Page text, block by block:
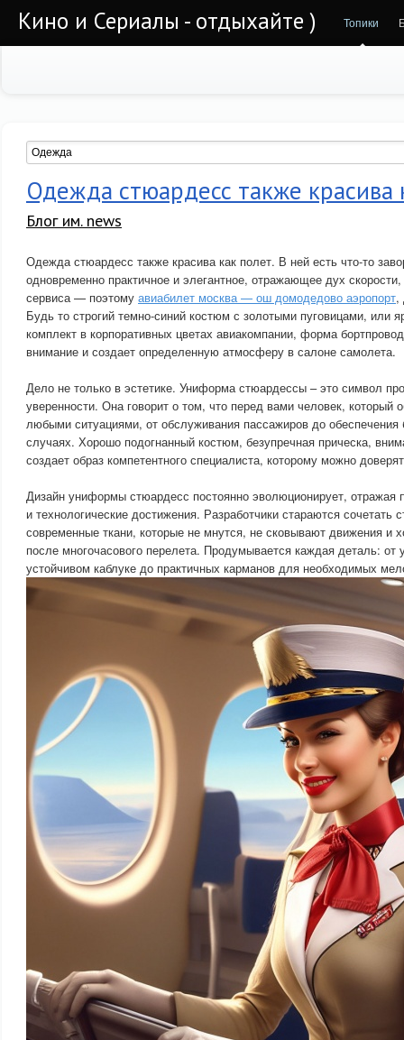
Кино и Сериалы - отдыхайте ) Топики
Одежда стюардесс также красива
Блог им. news
Одежда стюардесс также красива как полет. В ней есть что-то
одновременно практичное и элегантное, отражающее дух
сервиса — поэтому авиабилет москва — ош домодедово аэропорт,
Будь то строгий темно-синий костюм с золотыми пуговицами, или
комплект в корпоративных цветах авиакомпании, форма
внимание и создает определенную атмосферу в салоне самолета.
Дело не только в эстетике. Униформа стюардессы – это символ
уверенности. Она говорит о том, что перед вами человек, который
любыми ситуациями, от обслуживания пассажиров до обеспечения
случаях. Хорошо подогнанный костюм, безупречная прическа,
создает образ компетентного специалиста, которому можно
Дизайн униформы стюардесс постоянно эволюционирует, отражая
и технологические достижения. Разработчики стараются сочетать
современные ткани, которые не мнутся, не сковывают движения и
после многочасового перелета. Продумывается каждая деталь:
устойчивом каблуке до практичных карманов для необходимых